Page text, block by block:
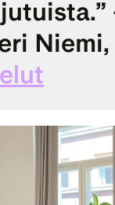
Niemi,